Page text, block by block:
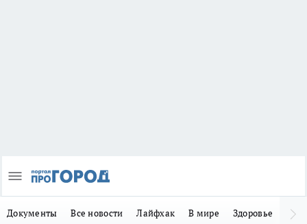
Документы Все новости Лайфхак В мире Здоровье